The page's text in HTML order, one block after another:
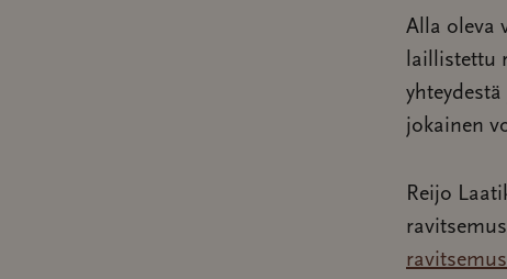
Alla oleva
laillistettu
jokainen
Reijo